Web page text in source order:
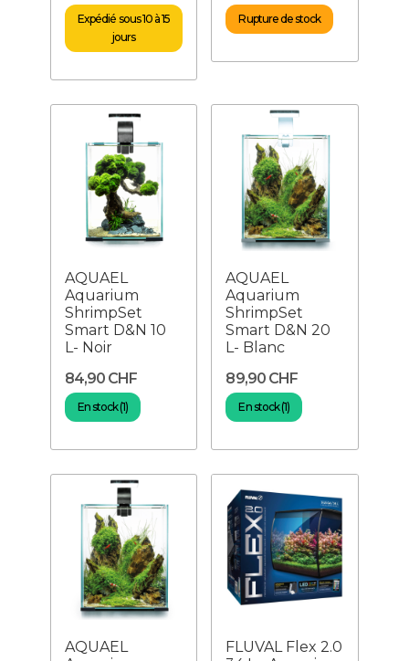
Expédié sous 10 à 15
jours
Rupture de stock
AQUAEL
Aquarium
ShrimpSet
Smart D&N 10
L- Noir
84,90 CHF
En stock (1)
AQUAEL
Aquarium
ShrimpSet
Smart D&N 20
L- Blanc
89,90 CHF
En stock (1)
AQUAEL
FLUVAL Flex 2.0